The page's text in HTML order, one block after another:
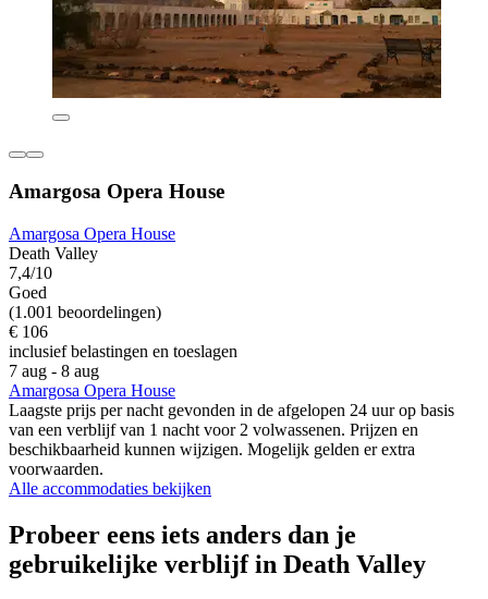
Amargosa Opera House
Amargosa Opera House
Death Valley
7,4/10
Goed
(1.001 beoordelingen)
€ 106
inclusief belastingen en toeslagen
7 aug - 8 aug
Amargosa Opera House
Laagste prijs per nacht gevonden in de afgelopen 24 uur op basis
van een verblijf van 1 nacht voor 2 volwassenen. Prijzen en
beschikbaarheid kunnen wijzigen. Mogelijk gelden er extra
voorwaarden.
Alle accommodaties bekijken
Probeer eens iets anders dan je
gebruikelijke verblijf in Death Valley